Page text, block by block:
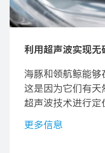
利用超声波实现无
海豚和领航鲸能够
这是因为它们有
超声波技术进行定
至是到透明材料和
有这些特性于一身
更多信息